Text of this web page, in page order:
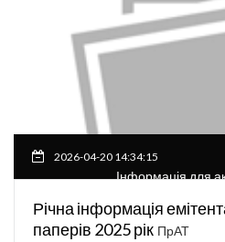
2026-04-20 14:34:15
Інформація для
Річна інформація
паперів 2025 рік ПрАТ